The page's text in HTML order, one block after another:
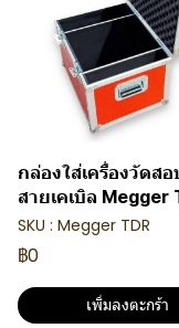
กล่องใส่เครื่องวัดส
สายเคเบิล Megger
SKU : Megger TDR
฿0
เพิ่มลงตะกร้า